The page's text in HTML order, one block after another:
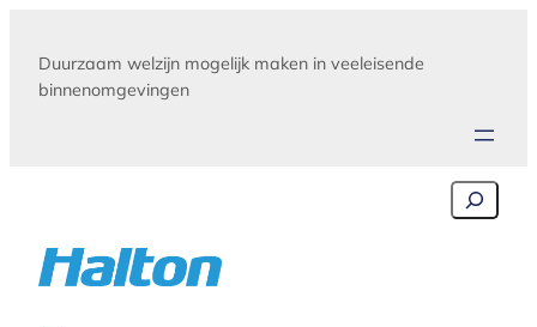
content
Duurzaam welzijn mogelijk maken in veeleisende
binnenomgevingen